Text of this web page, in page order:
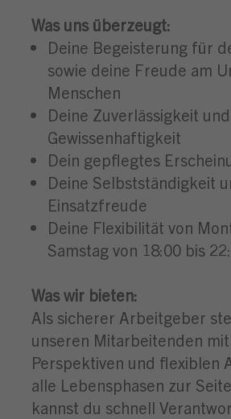
Was uns überzeugt:
Deine Begeisterung für
sowie deine Freude am
Menschen
Deine Zuverlässigkeit und
Gewissenhaftigkeit
Dein gepflegtes
Deine Selbstständigkeit
Einsatzfreude
Deine Flexibilität von
Samstag von 18:00 bis
Was wir bieten:
Als sicherer Arbeitgeber
unseren Mitarbeitenden
Perspektiven und flexiblen
alle Lebensphasen zur
kannst du schnell